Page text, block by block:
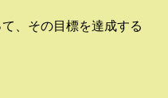
、その目標を達成する